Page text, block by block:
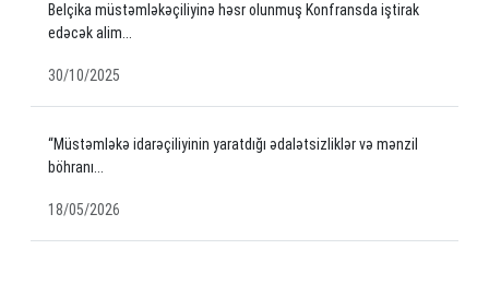
Belçika müstəmləkəçiliyinə həsr olunmuş Konfransda iştirak
edəcək alim...
30/10/2025
“Müstəmləkə idarəçiliyinin yaratdığı ədalətsizliklər və mənzil
böhranı...
18/05/2026